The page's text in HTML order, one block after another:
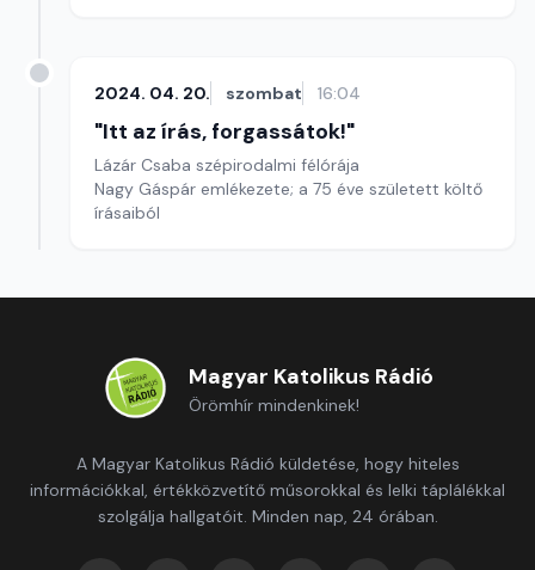
2024. 04. 20. szombat 16:04
"Itt az írás, forgassátok!"
Lázár Csaba szépirodalmi félórája
Nagy Gáspár emlékezete; a 75 éve született költő
írásaiból
Magyar Katolikus Rádió
Örömhír mindenkinek!
A Magyar Katolikus Rádió küldetése, hogy hiteles
információkkal, értékközvetítő műsorokkal és lelki táplálékkal
szolgálja hallgatóit. Minden nap, 24 órában.